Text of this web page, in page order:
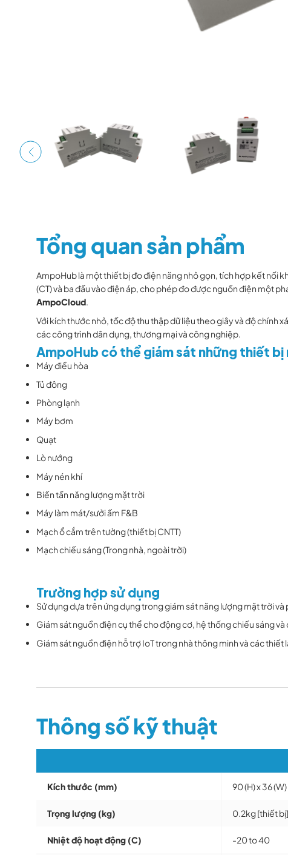
Tổng quan sản phẩm
AmpoHub là một thiết bị đo điện năng nhỏ gọn, tích hợp kết nối
(CT) và ba đầu vào điện áp, cho phép đo được nguồn điện một
AmpoCloud.
Với kích thước nhỏ, tốc độ thu thập dữ liệu theo giây và độ chính
các công trình dân dụng, thương mại và công nghiệp.
AmpoHub có thể giám sát những thiết bị
Máy điều hòa
Tủ đông
Phòng lạnh
Máy bơm
Quạt
Lò nướng
Máy nén khí
Biến tần năng lượng mặt trời
Máy làm mát/sưởi ấm F&B
Mạch ổ cắm trên tường (thiết bị CNTT)
Mạch chiếu sáng (Trong nhà, ngoài trời)
Trường hợp sử dụng
Sử dụng dựa trên ứng dụng trong giám sát năng lượng mặt trời và
Giám sát nguồn điện cụ thể cho động cơ, hệ thống chiếu sáng và
Giám sát nguồn điện hỗ trợ IoT trong nhà thông minh và các
Thông số kỹ thuật
Kích thước (mm) 90 (H) x 36
Trọng lượng (kg) 0.2kg [thiết
Nhiệt độ hoạt động (C) -20 to 40